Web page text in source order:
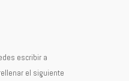
escribir a
el siguiente